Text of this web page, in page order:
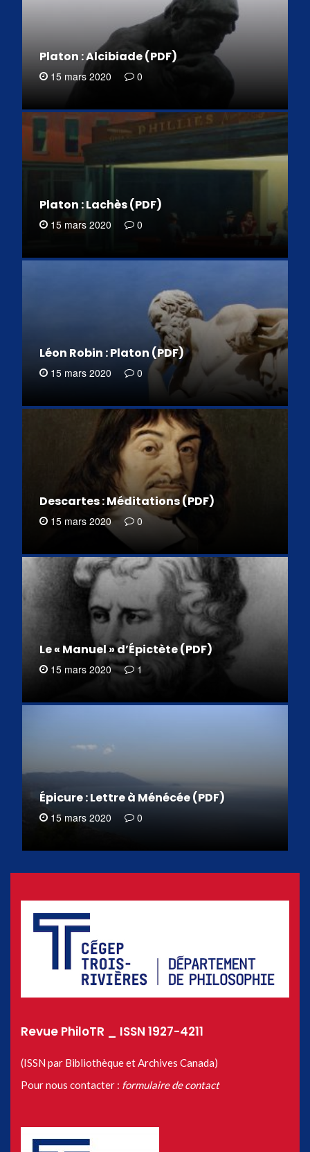
Platon : Alcibiade (PDF)
15 mars 2020 0
Platon : Lachès (PDF)
15 mars 2020 0
Léon Robin : Platon (PDF)
15 mars 2020 0
Descartes : Méditations (PDF)
15 mars 2020 0
Le « Manuel » d’Épictète (PDF)
15 mars 2020 1
Épicure : Lettre à Ménécée (PDF)
15 mars 2020 0
Revue PhiloTR _ ISSN 1927-4211
(ISSN par Bibliothèque et Archives Canada)
Pour nous contacter : formulaire de contact